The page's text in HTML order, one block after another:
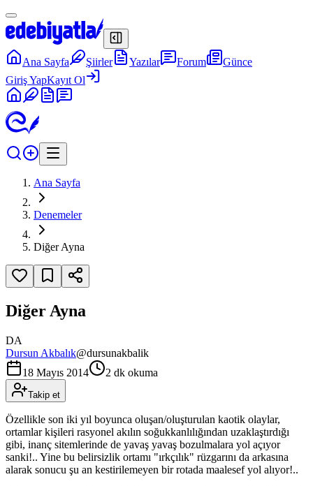
Ana Sayfa Şiirler Yazılar Forum
Günce
Giriş YapKayıt Ol
Ana Sayfa
Denemeler
Diğer Ayna
Diğer Ayna
DA
Dursun Akbalık@dursunakbalik
18 Mayıs 2014
2 dk okuma
Takip et
Özellikle son iki yıl boyunca oluşan/oluşturulan kaotik olaylar,
ortamlar kişileri rasyonel akılın soğukkanlılığından uzaklaştırdığı
gibi, inanç sitemlerinde de yavaş yavaş bozulmalara yol açıyor
sanki!.. Yine bu belirsizlik ortamı "ırkçılık" rüzgarını da arkasına
alarak sonucu şu an kestirilemeyen bir rotada maalesef yol alıyor!..